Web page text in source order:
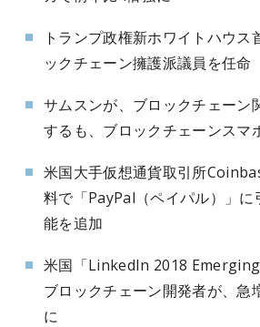
トランプ政権新ホワイトハウス
ックチェーン擁護派議員を任命
サムスンが、ブロックチェーン
するも、ブロックチェーンスマ
米国大手仮想通貨取引所
料で「PayPal（ペイパル）」
能を追加
米国「LinkedIn 2018
ブロックチェーン開発者が、急
に